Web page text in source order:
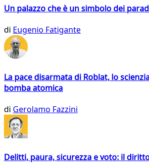
Un palazzo che è un simbolo dei
di Eugenio Fatigante
La pace disarmata di Roblat, lo
bomba atomica
di Gerolamo Fazzini
Delitti, paura, sicurezza e voto: il